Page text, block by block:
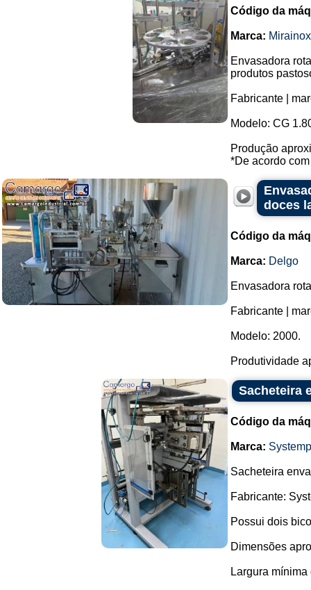
Código da
Marca: Mirainox
Envasadora
produtos
Fabricante |
Modelo: CG
Produção
*De acordo
doces
Código da
Marca: Delgo
Envasadora
Fabricante |
Modelo: 2000.
Produtividade
Sacheteira
Código da
Marca:
Sacheteira
Fabricante:
Possui dois
Dimensões
Largura